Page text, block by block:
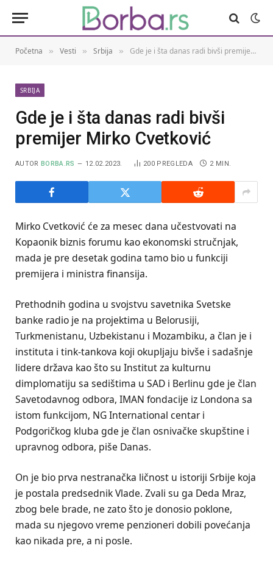
Početna » Vesti » Srbija » Gde je i šta danas radi bivši premijer Mirko Cvetković
SRBIJA
Gde je i šta danas radi bivši
premijer Mirko Cvetković
AUTOR BORBA.RS 12.02.2023. 200 PREGLEDA 2 MIN.
Mirko Cvetković će za mesec dana učestvovati na
Kopaonik biznis forumu kao ekonomski stručnjak,
mada je pre desetak godina tamo bio u funkciji
premijera i ministra finansija.
Prethodnih godina u svojstvu savetnika Svetske
banke radio je na projektima u Belorusiji,
Turkmenistanu, Uzbekistanu i Mozambiku, a član je i
instituta i tink-tankova koji okupljaju bivše i sadašnje
lidere država kao što su Institut za kulturnu
dimplomatiju sa sedištima u SAD i Berlinu gde je član
Savetodavnog odbora, IMAN fondacije iz Londona sa
istom funkcijom, NG International centar i
Podgoričkog kluba gde je član osnivačke skupštine i
upravnog odbora, piše Danas.
On je bio prva nestranačka ličnost u istoriji Srbije koja
je postala predsednik Vlade. Zvali su ga Deda Mraz,
zbog bele brade, ne zato što je donosio poklone,
mada su njegovo vreme penzioneri dobili povećanja
kao nikada pre, a ni posle.